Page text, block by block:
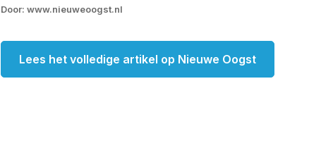
Door: www.nieuweoogst.nl
Lees het volledige artikel op Nieuwe Oogst